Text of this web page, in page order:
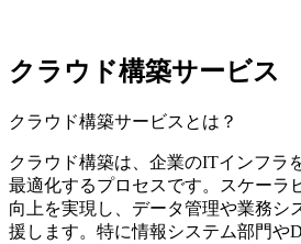
クラウド構築サービス
クラウド構築サービス とは？
クラウド構築は、企業のITインフラ
最適化するプロセスです。スケーラ
向上を実現し、データ管理や業務シ
援します。特に情報システム部門や